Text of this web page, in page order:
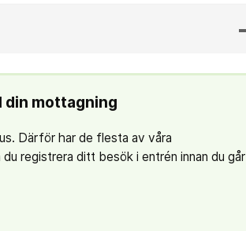
din mottagning
Därför har de flesta av våra
registrera ditt besök i entrén innan du går